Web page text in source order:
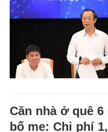
Căn nhà ở quê
bố mẹ: Chi phí